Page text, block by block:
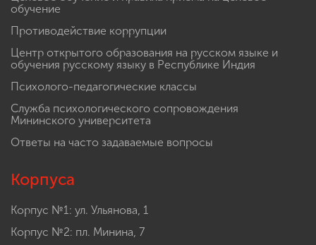
обучение
Противодействие коррупции
Центр открытого образования на русском языке и
обучения русскому языку в Республике Индия
Психолого-педагогические классы
Служба психологического сопровождения
Мининского университета
Ответы на часто задаваемые вопросы
Корпуса
Корпус №1: ул. Ульянова, 1
Корпус №2: пл. Минина, 7